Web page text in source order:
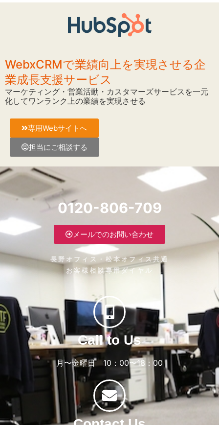
WebxCRMで業績向上を実現させる企
業成長支援サービス
マーケティング・営業活動・カスタマーズサービスを一元
化してワンランク上の業績を実現させる
専用Webサイトへ
担当にご相談する
0120-806-709
メールでのお問い合わせ
長野オフィス・松本オフィス共通
お客様相談専用ダイヤル
Call to Us
月〜金曜日 10：00〜18：00